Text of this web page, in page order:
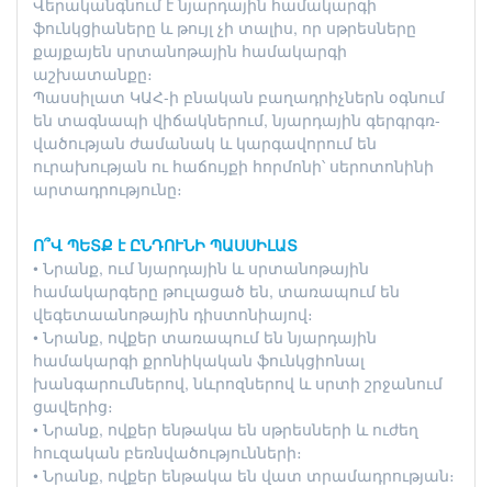
Վերականգնում է նյարդային համակարգի
ֆունկցիաները և թույլ չի տալիս, որ սթրեսները
քայքայեն սրտանոթային համակարգի
աշխատանքը։
Պասսիլատ ԿԱՀ-ի բնական բաղադրիչներն օգնում
են տագնապի վիճակներում, նյարդային գերգրգռ-
վածության ժամանակ և կարգավորում են
ուրախության ու հաճույքի հորմոնի՝ սերոտոնինի
արտադրությունը։
Ո՞Վ ՊԵՏՔ է ԸՆԴՈՒՆԻ ՊԱՍՍԻԼԱՏ
• Նրանք, ում նյարդային և սրտանոթային
համակարգերը թուլացած են, տառապում են
վեգետաանոթային դիստոնիայով։
• Նրանք, ովքեր տառապում են նյարդային
համակարգի քրոնիկական ֆունկցիոնալ
խանգարումներով, նևրոզներով և սրտի շրջանում
ցավերից։
• Նրանք, ովքեր ենթակա են սթրեսների և ուժեղ
հուզական բեռնվածությունների։
• Նրանք, ովքեր ենթակա են վատ տրամադրության։